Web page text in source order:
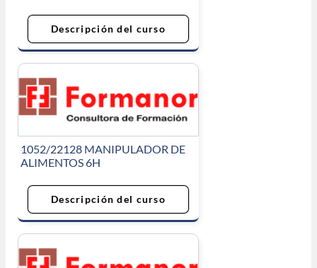
Descripción del curso
1052/22128 MANIPULADOR DE
ALIMENTOS 6H
Descripción del curso